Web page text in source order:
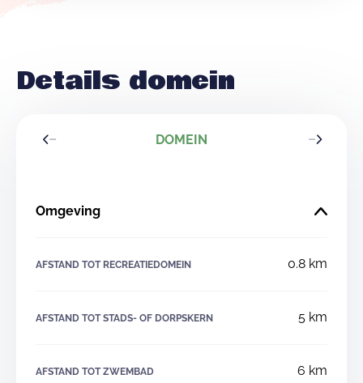
Details domein
DOMEIN
Omgeving
AFSTAND TOT RECREATIEDOMEIN 0.8 km
AFSTAND TOT STADS- OF DORPSKERN 5 km
AFSTAND TOT ZWEMBAD 6 km